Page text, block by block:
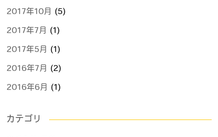
2017年10月 (5)
2017年7月 (1)
2017年5月 (1)
2016年7月 (2)
2016年6月 (1)
カテゴリ